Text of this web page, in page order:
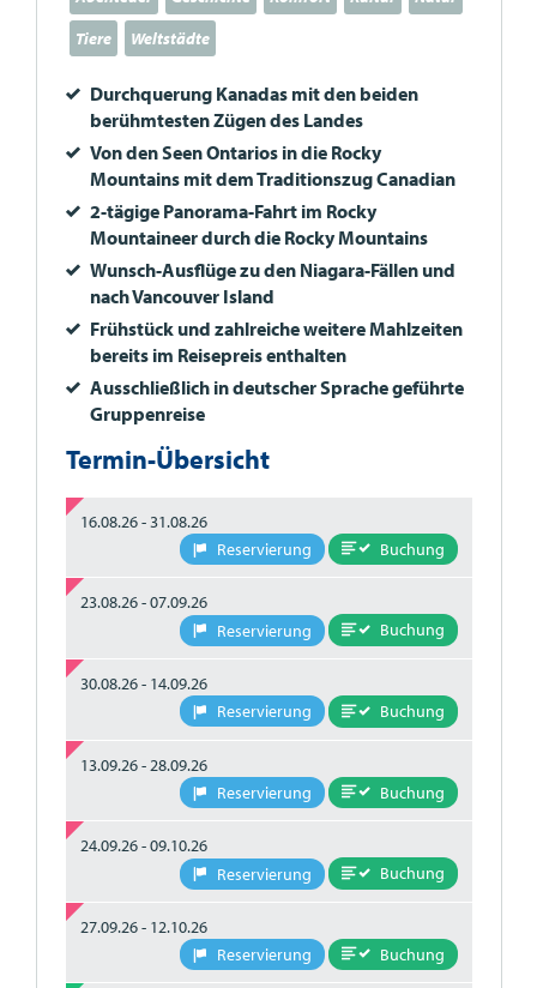
Tiere
Weltstädte
Durchquerung Kanadas mit den beiden
berühmtesten Zügen des Landes
Von den Seen Ontarios in die Rocky
Mountains mit dem Traditionszug Canadian
2-tägige Panorama-Fahrt im Rocky
Mountaineer durch die Rocky Mountains
Wunsch-Ausflüge zu den Niagara-Fällen und
nach Vancouver Island
Frühstück und zahlreiche weitere Mahlzeiten
bereits im Reisepreis enthalten
Ausschließlich in deutscher Sprache geführte
Gruppenreise
Termin-Übersicht
16.08.26 - 31.08.26
Reservierung
Buchung
23.08.26 - 07.09.26
Reservierung
Buchung
30.08.26 - 14.09.26
Reservierung
Buchung
13.09.26 - 28.09.26
Reservierung
Buchung
24.09.26 - 09.10.26
Reservierung
Buchung
27.09.26 - 12.10.26
Reservierung
Buchung